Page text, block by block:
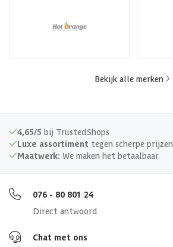
Bekijk alle merken
4,65/5 bij TrustedShops
Luxe assortiment tegen scherpe prijzen
Maatwerk: We maken het betaalbaar.
076 - 80 801 24
Direct antwoord
Chat met ons